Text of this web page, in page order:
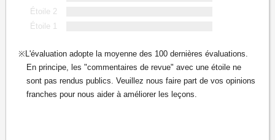
Étoile 2
Étoile 1
L'évaluation adopte la moyenne des 100 dernières évaluations.
En principe, les "commentaires de revue" avec une étoile ne
sont pas rendus publics. Veuillez nous faire part de vos opinions
franches pour nous aider à améliorer les leçons.